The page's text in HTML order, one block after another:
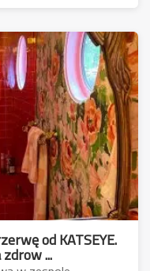
od KATSEYE.
...